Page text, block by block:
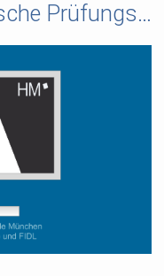
EXaHM - das elektronische Prüfungssystem im Kurzüberblick